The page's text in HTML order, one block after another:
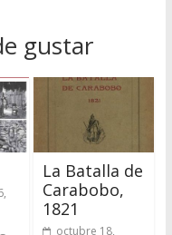
gustar
La Batalla de
Carabobo,
1821
octubre 18,